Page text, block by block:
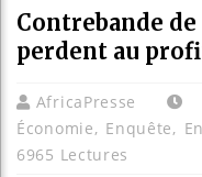
Contrebande de
perdent au
AfricaPresse
Économie, Enquête,
6965 Lectures